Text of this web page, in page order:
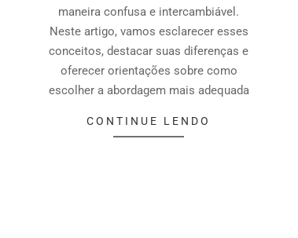
maneira confusa e intercambiável.
Neste artigo, vamos esclarecer esses
conceitos, destacar suas diferenças e
oferecer orientações sobre como
escolher a abordagem mais adequada
CONTINUE LENDO